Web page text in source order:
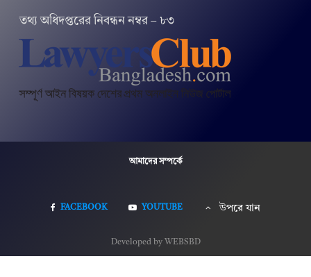
তথ‌্য অ‌ধিদপ্ত‌রের নিবন্ধন নম্বর – ৮৩
আমাদের সম্পর্কে
FACEBOOK YOUTUBE উপরে যান
Developed by WEBSBD